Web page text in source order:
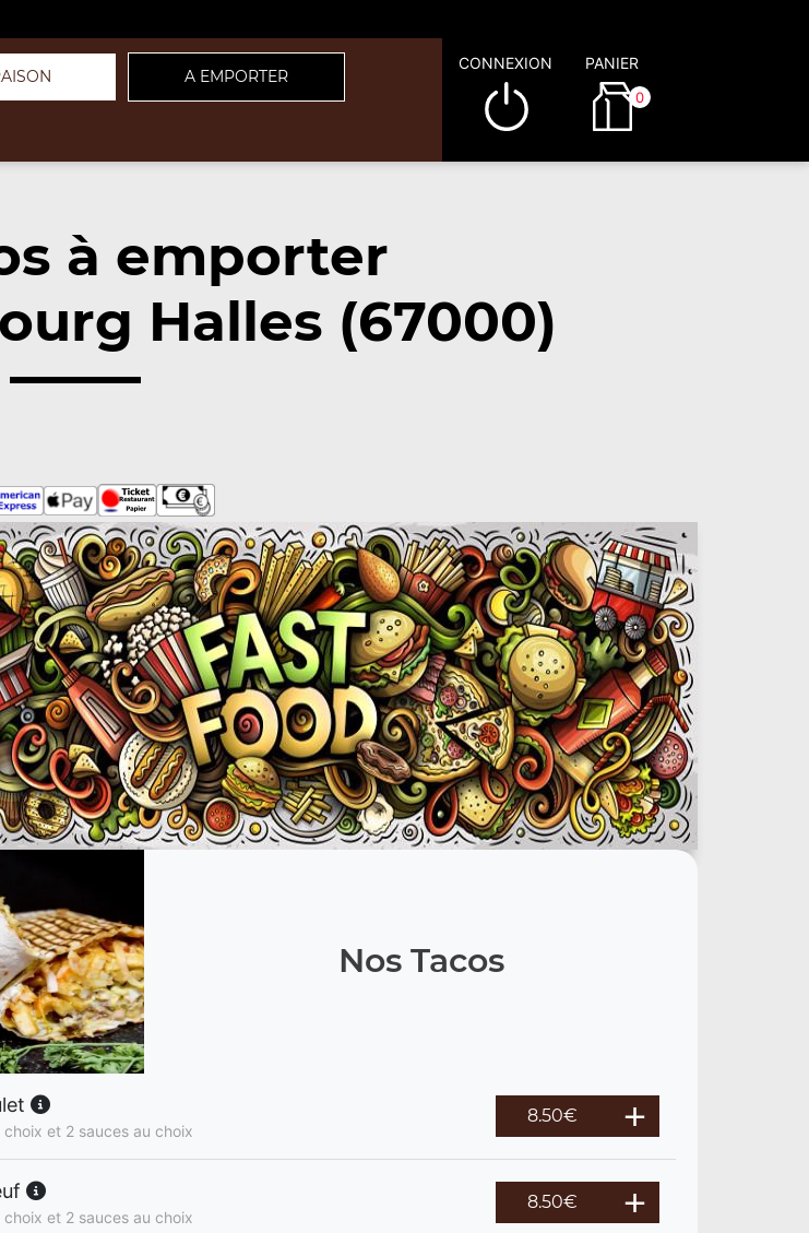
A EMPORTER
CONNEXION PANIER
0
à emporter
Halles (67000)
Nos Tacos
et 2 sauces au choix
8.50€
et 2 sauces au choix
8.50€